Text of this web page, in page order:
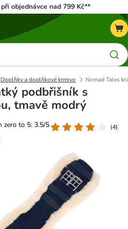
objednávce nad 799 Kč**
Doplňky a doplňkové krmivo Nomad Tales
podbřišník s
tmavě modrý
zero to 5: 3.5/5
(4)